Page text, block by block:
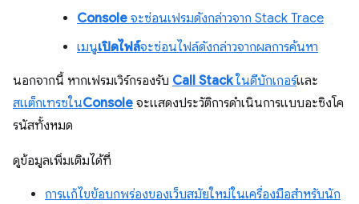
Console จะซ่อนเฟรมดังกล่าวจาก Stack Trace
เมนูเปิดไฟล์จะซ่อนไฟล์ดังกล่าวจากผลการค้นหา
นอกจากนี้ หากเฟรมเวิร์กรองรับ Call Stackในดีบักเกอร์และ
สแต็กเทรซในConsole จะแสดงประวัติการดำเนินการแบบอะซิงโค
รนัสทั้งหมด
ดูข้อมูลเพิ่มเติมได้ที่
การแก้ไขข้อบกพร่องของเว็บสมัยใหม่ในเครื่องมือสำหรับนัก